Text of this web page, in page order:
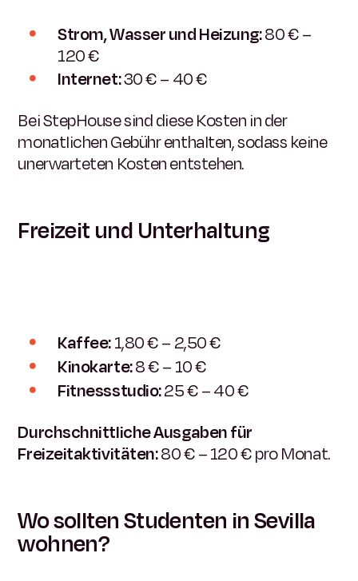
Strom, Wasser und Heizung:80 € –
120 €
Internet:30 € – 40 €
Bei StepHouse sind diese Kosten in der
monatlichen Gebühr enthalten, sodass keine
unerwarteten Kosten entstehen.
Freizeit und Unterhaltung
Kaffee:1,80 € – 2,50 €
Kinokarte:8 € – 10 €
Fitnessstudio:25 € – 40 €
Durchschnittliche Ausgaben für
Freizeitaktivitäten:80 € – 120 € pro Monat.
Wo sollten Studenten in Sevilla
wohnen?